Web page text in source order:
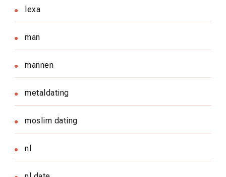
lexa
man
mannen
metaldating
moslim dating
nl